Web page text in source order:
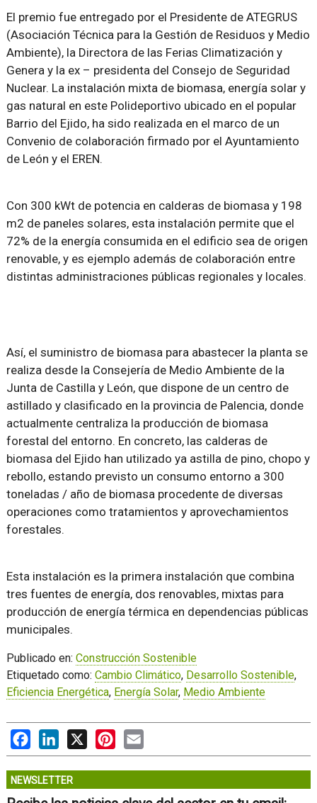
El premio fue entregado por el Presidente de ATEGRUS
(Asociación Técnica para la Gestión de Residuos y Medio
Ambiente), la Directora de las Ferias Climatización y
Genera y la ex – presidenta del Consejo de Seguridad
Nuclear. La instalación mixta de biomasa, energía solar y
gas natural en este Polideportivo ubicado en el popular
Barrio del Ejido, ha sido realizada en el marco de un
Convenio de colaboración firmado por el Ayuntamiento
de León y el EREN.
Con 300 kWt de potencia en calderas de biomasa y 198
m2 de paneles solares, esta instalación permite que el
72% de la energía consumida en el edificio sea de origen
renovable, y es ejemplo además de colaboración entre
distintas administraciones públicas regionales y locales.
Así, el suministro de biomasa para abastecer la planta se
realiza desde la Consejería de Medio Ambiente de la
Junta de Castilla y León, que dispone de un centro de
astillado y clasificado en la provincia de Palencia, donde
actualmente centraliza la producción de biomasa
forestal del entorno. En concreto, las calderas de
biomasa del Ejido han utilizado ya astilla de pino, chopo y
rebollo, estando previsto un consumo entorno a 300
toneladas / año de biomasa procedente de diversas
operaciones como tratamientos y aprovechamientos
forestales.
Esta instalación es la primera instalación que combina
tres fuentes de energía, dos renovables, mixtas para
producción de energía térmica en dependencias públicas
municipales.
Publicado en: Construcción Sostenible
Etiquetado como: Cambio Climático, Desarrollo Sostenible,
Eficiencia Energética, Energía Solar, Medio Ambiente
FacebookLinkedIn
X PinterestEmail
NEWSLETTER